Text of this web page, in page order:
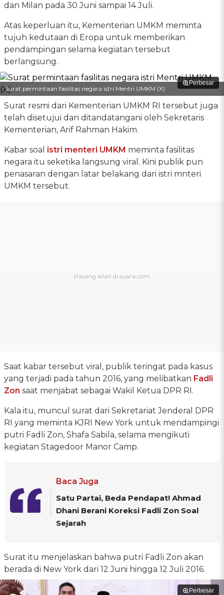
dan Milan pada 30 Juni sampai 14 Juli.
Atas keperluan itu, Kementerian UMKM meminta
tujuh kedutaan di Eropa untuk memberikan
pendampingan selama kegiatan tersebut
berlangsung.
Perbesar
Surat permintaan fasilitas negara istri Mentri UMKM (X)
Surat resmi dari Kementerian UMKM RI tersebut juga
telah disetujui dan ditandatangani oleh Sekretaris
Kementerian, Arif Rahman Hakim.
Kabar soal istri menteri UMKM meminta fasilitas
negara itu seketika langsung viral. Kini publik pun
penasaran dengan latar belakang dari istri mnteri
UMKM tersebut.
Saat kabar tersebut viral, publik teringat pada kasus
yang terjadi pada tahun 2016, yang melibatkan Fadli
Zon saat menjabat sebagai Wakil Ketua DPR RI.
Kala itu, muncul surat dari Sekretariat Jenderal DPR
RI yang meminta KJRI New York untuk mendampingi
putri Fadli Zon, Shafa Sabila, selama mengikuti
kegiatan Stagedoor Manor Camp.
Baca Juga
Satu Partai, Beda Pendapat! Ahmad
Dhani Berani Koreksi Fadli Zon Soal
Sejarah
Surat itu menjelaskan bahwa putri Fadli Zon akan
berada di New York dari 12 Juni hingga 12 Juli 2016.
Perbesar